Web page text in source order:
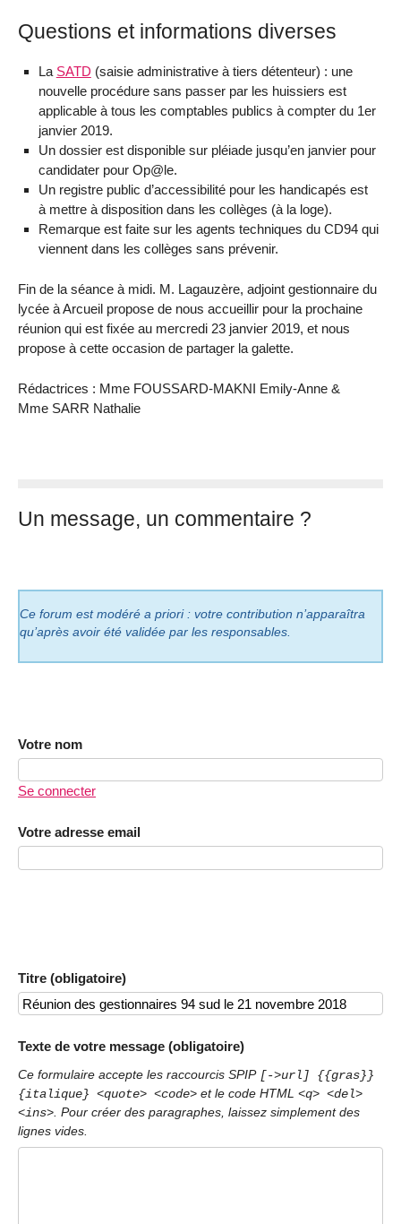
Questions et informations diverses
La SATD (saisie administrative à tiers détenteur) : une
nouvelle procédure sans passer par les huissiers est
applicable à tous les comptables publics à compter du 1er
janvier 2019.
Un dossier est disponible sur pléiade jusqu’en janvier pour
candidater pour Op@le.
Un registre public d’accessibilité pour les handicapés est
à mettre à disposition dans les collèges (à la loge).
Remarque est faite sur les agents techniques du CD94 qui
viennent dans les collèges sans prévenir.
Fin de la séance à midi. M. Lagauzère, adjoint gestionnaire du
lycée à Arcueil propose de nous accueillir pour la prochaine
réunion qui est fixée au mercredi 23 janvier 2019, et nous
propose à cette occasion de partager la galette.
Rédactrices : Mme FOUSSARD-MAKNI Emily-Anne &
Mme SARR Nathalie
Un message, un commentaire ?
Ce forum est modéré a priori : votre contribution n’apparaîtra
qu’après avoir été validée par les responsables.
Votre nom
Se connecter
Votre adresse email
Titre (obligatoire)
Texte de votre message (obligatoire)
Ce formulaire accepte les raccourcis SPIP [->url] {{gras}}
{italique} <quote> <code> et le code HTML <q> <del>
<ins>. Pour créer des paragraphes, laissez simplement des
lignes vides.